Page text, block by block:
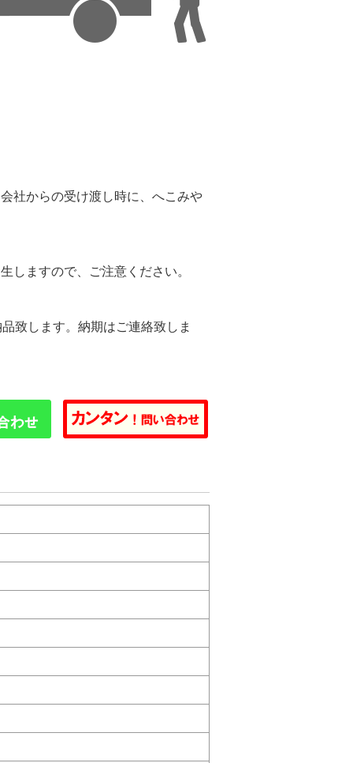
社からの受け渡し時に、へこみや
しますので、ご注意ください。
致します。納期はご連絡致しま